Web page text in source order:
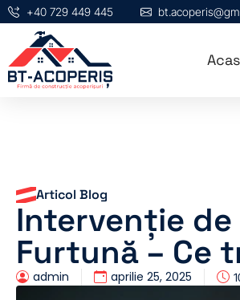
+40 729 449 445
Articol Blog
Intervenție
Furtună – Ce
admin aprilie 25, 2025